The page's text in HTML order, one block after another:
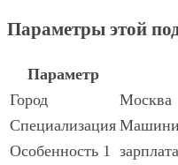
Параметры этой
Параметр
Город
Москва
Специализация
Особенность 1